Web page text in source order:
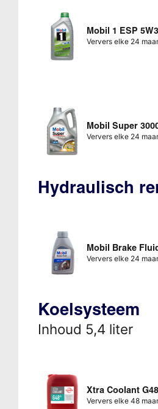
Mobil 1 ESP
Ververs elke 24
Mobil Super
Ververs elke 24
Hydraulisch
Mobil Brake
Ververs elke 24
Koelsysteem
Inhoud 5,4 liter
Xtra Coolant
Ververs elke 48